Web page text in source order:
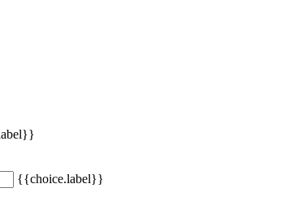
{{choice.label}}